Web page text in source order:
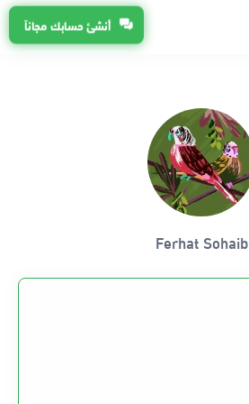
أنشئ حسابك مجاناً
Ferhat Sohaib